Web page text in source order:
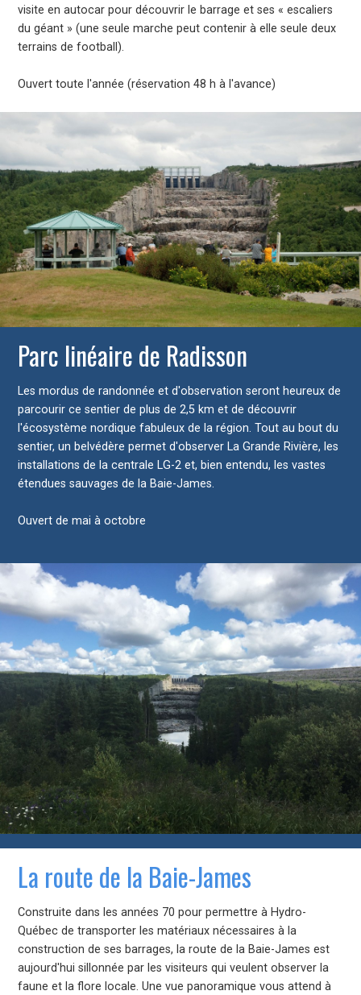
visite en autocar pour découvrir le barrage et ses « escaliers
du géant » (une seule marche peut contenir à elle seule deux
terrains de football).
Ouvert toute l'année (réservation 48 h à l'avance)
Parc linéaire de Radisson
Les mordus de randonnée et d'observation seront heureux de
parcourir ce sentier de plus de 2,5 km et de découvrir
l'écosystème nordique fabuleux de la région. Tout au bout du
sentier, un belvédère permet d'observer La Grande Rivière, les
installations de la centrale LG-2 et, bien entendu, les vastes
étendues sauvages de la Baie-James.
Ouvert de mai à octobre
La route de la Baie-James
Construite dans les années 70 pour permettre à Hydro-
Québec de transporter les matériaux nécessaires à la
construction de ses barrages, la route de la Baie-James est
aujourd'hui sillonnée par les visiteurs qui veulent observer la
faune et la flore locale. Une vue panoramique vous attend à